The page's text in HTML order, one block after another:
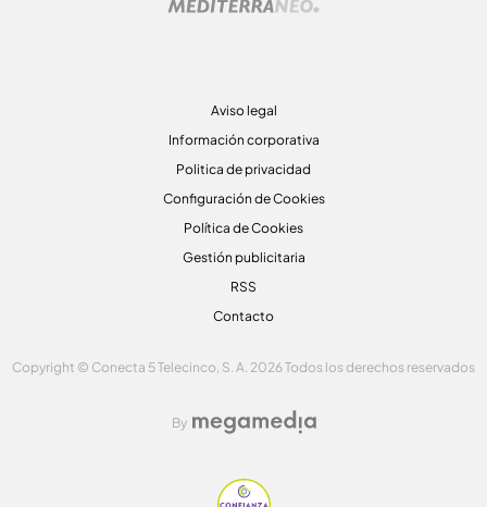
Aviso legal
Información corporativa
Politica de privacidad
Configuración de Cookies
Política de Cookies
Gestión publicitaria
RSS
Contacto
Copyright © Conecta 5 Telecinco, S. A. 2026 Todos los derechos reservados
By